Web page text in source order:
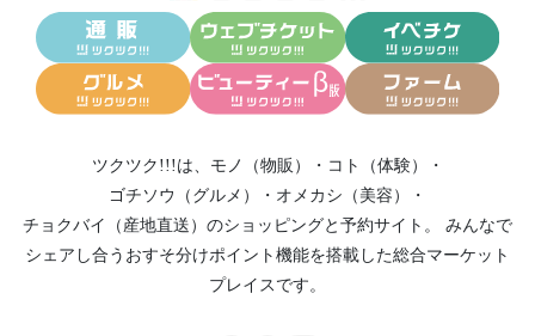
ツクツク!!!は、 モノ（物販） ・ コト（体験）
・
ゴチソウ（グルメ）
・ オメカシ（美容）
・
チョクバイ（産地直送） のショッピングと予約サイト。
みんなで
シェアし合う おすそ分けポイント機能を搭載した総合マーケット
プレイスです。